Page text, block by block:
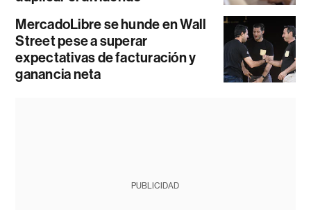
MercadoLibre se hunde en Wall
Street pese a superar
expectativas de facturación y
ganancia neta
PUBLICIDAD